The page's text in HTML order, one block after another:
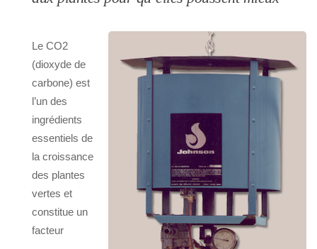
Le CO2
(dioxyde de
carbone) est
l’un des
ingrédients
essentiels de
la croissance
des plantes
vertes et
constitue un
facteur